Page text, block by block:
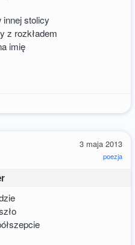
innej stolicy
z rozkładem
imię
3 maja 2013
poezja